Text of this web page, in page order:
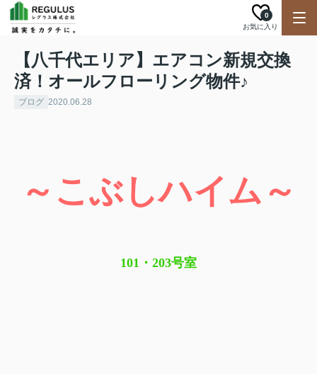
お気に入り
0
【八千代エリア】エアコン新規交換
済！オールフローリング物件♪
ブログ 2020.06.28
～こぶしハイム～
101・203号室